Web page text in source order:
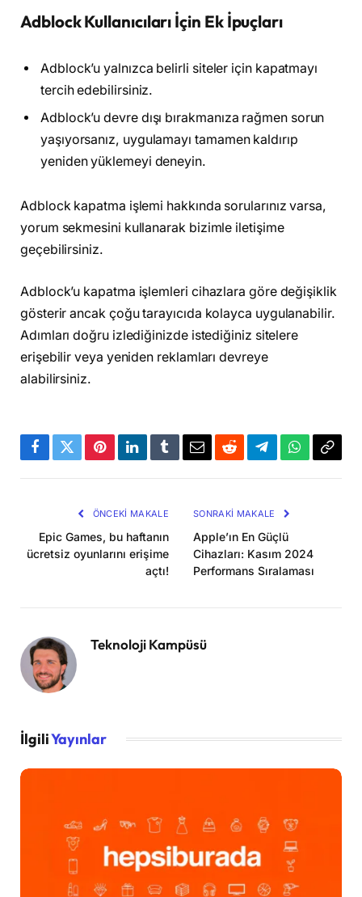
Adblock Kullanıcıları İçin Ek İpuçları
Adblock’u yalnızca belirli siteler için kapatmayı
tercih edebilirsiniz.
Adblock’u devre dışı bırakmanıza rağmen sorun
yaşıyorsanız, uygulamayı tamamen kaldırıp
yeniden yüklemeyi deneyin.
Adblock kapatma işlemi hakkında sorularınız varsa,
yorum sekmesini kullanarak bizimle iletişime
geçebilirsiniz.
Adblock’u kapatma işlemleri cihazlara göre değişiklik
gösterir ancak çoğu tarayıcıda kolayca uygulanabilir.
Adımları doğru izlediğinizde istediğiniz sitelere
erişebilir veya yeniden reklamları devreye
alabilirsiniz.
Facebook
TwitterPinterestLinkedInTumblrEmailRedditTelegramWhatsApp
ÖNCEKI MAKALE
Epic Games, bu haftanın
ücretsiz oyunlarını erişime
açtı!
SONRAKI MAKALE
Apple’ın En Güçlü
Cihazları: Kasım 2024
Performans Sıralaması
Teknoloji Kampüsü
İlgiliYayınlar